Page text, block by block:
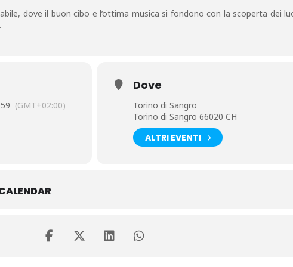
dove il buon cibo e l’ottima musica si fondono con la scoperta dei
(GMT+02:00)
Dove
Torino di Sangro
Torino di Sangro 66020 CH
ALTRI EVENTI